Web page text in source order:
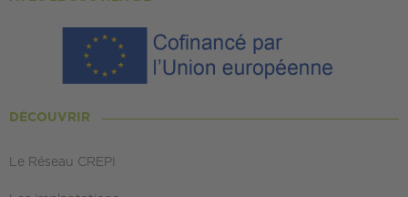
DÉCOUVRIR
Le Réseau CREPI